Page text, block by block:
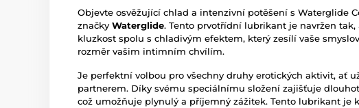
Objevte osvěžující chlad a intenzivní potěšení s Waterglide
značky Waterglide. Tento prvotřídní lubrikant je navržen
kluzkost spolu s chladivým efektem, který zesílí vaše
rozměr vašim intimním chvílím.
Je perfektní volbou pro všechny druhy erotických aktivit, ať
partnerem. Díky svému speciálnímu složení zajišťuje
což umožňuje plynulý a příjemný zážitek. Tento lubrikant je